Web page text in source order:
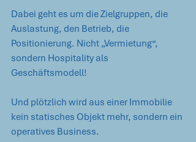
Dabei geht es um die Zielgruppen, die
Auslastung, den Betrieb, die
Positionierung. Nicht „Vermietung“,
sondern Hospitality als
Geschäftsmodell!
Und plötzlich wird aus einer Immobilie
kein statisches Objekt mehr, sondern ein
operatives Business.